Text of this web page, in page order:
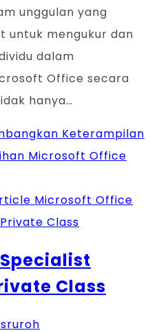
unggulan yang
untuk mengukur dan
dalam
Office secara
hanya…
Keterampilan
Microsoft Office
Class